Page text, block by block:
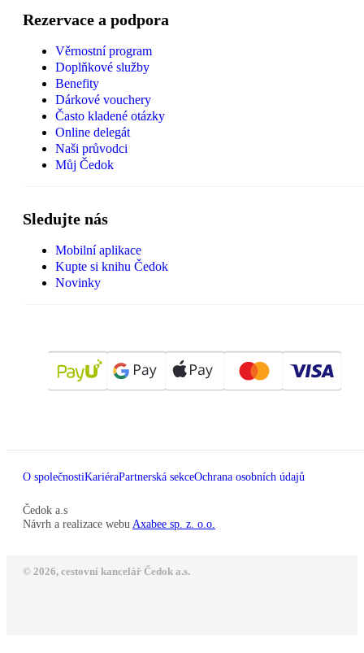
Rezervace a podpora
Věrnostní program
Doplňkové služby
Benefity
Dárkové vouchery
Často kladené otázky
Online delegát
Naši průvodci
Můj Čedok
Sledujte nás
Mobilní aplikace
Kupte si knihu Čedok
Novinky
O společnostiKariéraPartnerská sekceOchrana osobních údajů
Čedok a.s
Návrh a realizace webu Axabee sp. z. o.o.
© 2026, cestovní kancelář Čedok a.s.